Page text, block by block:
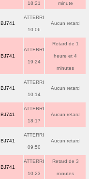
18:21 minute
BJ741
ATTERRI
10:06
Aucun retard
BJ741
ATTERRI
19:24
Retard de 1
heure et 4
minutes
BJ741
ATTERRI
10:14
Aucun retard
BJ741
ATTERRI
18:17
Aucun retard
BJ741
ATTERRI
09:50
Aucun retard
BJ741
ATTERRI
10:23
Retard de 3
minutes